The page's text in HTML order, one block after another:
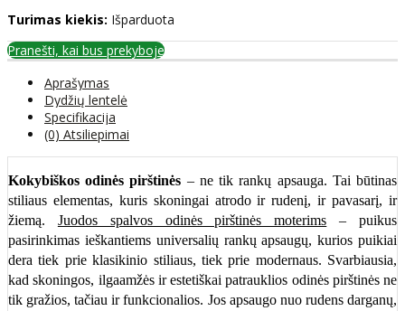
Turimas kiekis: Išparduota
Pranešti, kai bus prekyboje
Aprašymas
Dydžių lentelė
Specifikacija
(0) Atsiliepimai
Kokybiškos odinės pirštinės – ne tik rankų apsauga. Tai būtinas
stiliaus elementas, kuris skoningai atrodo ir rudenį, ir pavasarį, ir
žiemą. Juodos spalvos odinės pirštinės moterims – puikus
pasirinkimas ieškantiems universalių rankų apsaugų, kurios puikiai
dera tiek prie klasikinio stiliaus, tiek prie modernaus. Svarbiausia,
kad skoningos, ilgaamžės ir estetiškai patrauklios odinės pirštinės ne
tik gražios, tačiau ir funkcionalios. Jos apsaugo nuo rudens darganų,